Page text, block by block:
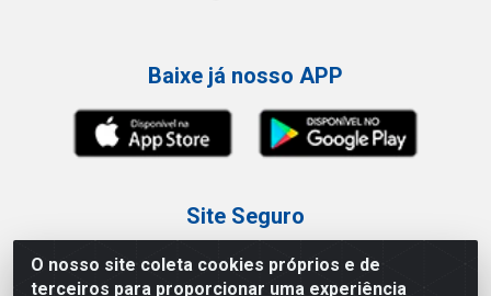
O nosso site coleta cookies próprios e de
terceiros para proporcionar uma experiência
Baixe já nosso APP
Site Seguro